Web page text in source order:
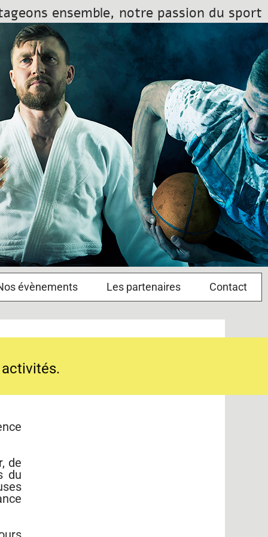
ensemble, notre passion du sport
évènements Les partenaires Contact
de
du